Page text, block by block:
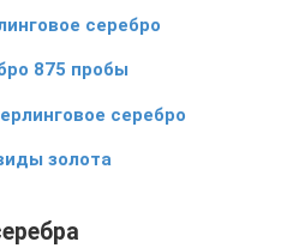
серебро
875 пробы
серебро
золота